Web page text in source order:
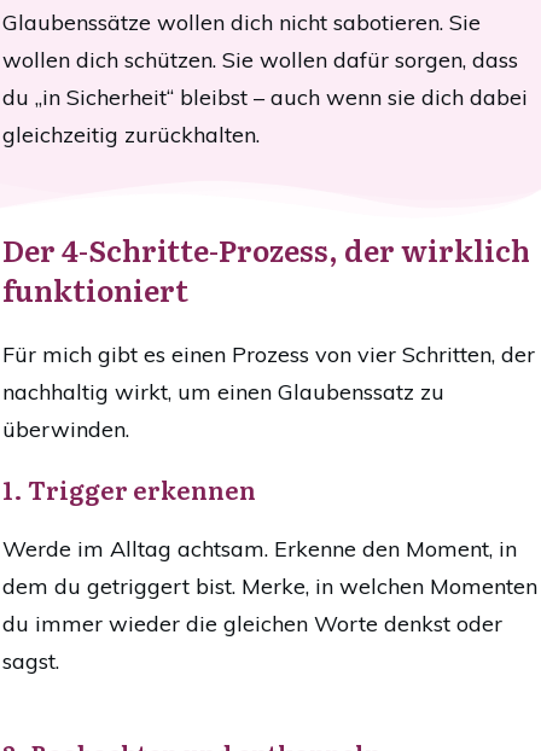
Glaubenssätze wollen dich nicht sabotieren. Sie
wollen dich schützen. Sie wollen dafür sorgen, dass
du „in Sicherheit“ bleibst – auch wenn sie dich dabei
gleichzeitig zurückhalten.
Der 4-Schritte-Prozess, der wirklich
funktioniert
Für mich gibt es einen Prozess von vier Schritten, der
nachhaltig wirkt, um einen Glaubenssatz zu
überwinden.
1. Trigger erkennen
Werde im Alltag achtsam. Erkenne den Moment, in
dem du getriggert bist. Merke, in welchen Momenten
du immer wieder die gleichen Worte denkst oder
sagst.